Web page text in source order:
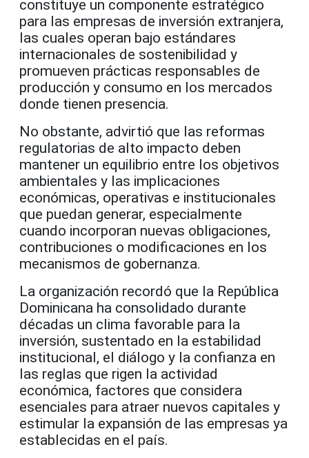
constituye un componente estratégico
para las empresas de inversión extranjera,
las cuales operan bajo estándares
internacionales de sostenibilidad y
promueven prácticas responsables de
producción y consumo en los mercados
donde tienen presencia.
No obstante, advirtió que las reformas
regulatorias de alto impacto deben
mantener un equilibrio entre los objetivos
ambientales y las implicaciones
económicas, operativas e institucionales
que puedan generar, especialmente
cuando incorporan nuevas obligaciones,
contribuciones o modificaciones en los
mecanismos de gobernanza.
La organización recordó que la República
Dominicana ha consolidado durante
décadas un clima favorable para la
inversión, sustentado en la estabilidad
institucional, el diálogo y la confianza en
las reglas que rigen la actividad
económica, factores que considera
esenciales para atraer nuevos capitales y
estimular la expansión de las empresas ya
establecidas en el país.